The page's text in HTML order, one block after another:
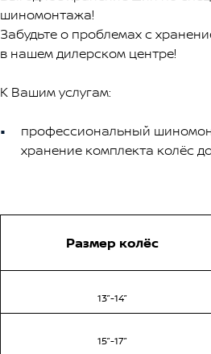
шиномонтажа!
Забудьте о проблемах с
в нашем дилерском центре!
К Вашим услугам:
профессиональный
хранение комплекта колёс
Размер колёс
13”-14”
15”-17”